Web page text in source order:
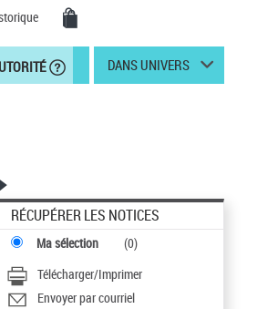
DANS UNIVERS
RÉCUPÉRER LES NOTICES
Ma sélection (0)
Télécharger/Imprimer
Envoyer par courriel